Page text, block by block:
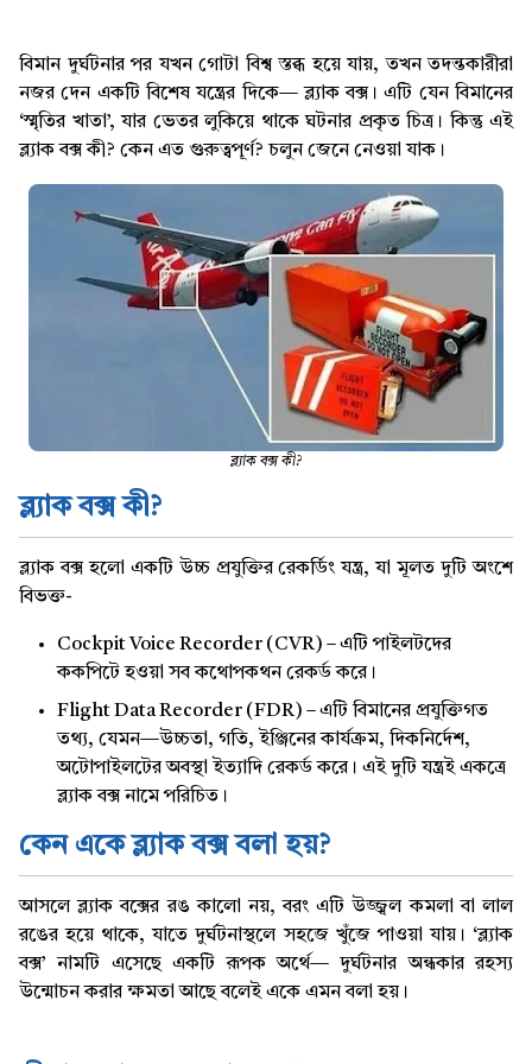
বিমান দুর্ঘটনার পর যখন গোটা বিশ্ব স্তব্ধ হয়ে যায়, তখন তদন্তকারীরা
নজর দেন একটি বিশেষ যন্ত্রের দিকে— ব্ল্যাক বক্স। এটি যেন বিমানের
‘স্মৃতির খাতা’, যার ভেতর লুকিয়ে থাকে ঘটনার প্রকৃত চিত্র। কিন্তু এই
ব্ল্যাক বক্স কী? কেন এত গুরুত্বপূর্ণ? চলুন জেনে নেওয়া যাক।
ব্ল্যাক বক্স কী?
ব্ল্যাক বক্স কী?
ব্ল্যাক বক্স হলো একটি উচ্চ প্রযুক্তির রেকর্ডিং যন্ত্র, যা মূলত দুটি অংশে
বিভক্ত-
Cockpit Voice Recorder (CVR) – এটি পাইলটদের
ককপিটে হওয়া সব কথোপকথন রেকর্ড করে।
Flight Data Recorder (FDR) – এটি বিমানের প্রযুক্তিগত
তথ্য, যেমন—উচ্চতা, গতি, ইঞ্জিনের কার্যক্রম, দিকনির্দেশ,
অটোপাইলটের অবস্থা ইত্যাদি রেকর্ড করে। এই দুটি যন্ত্রই একত্রে
ব্ল্যাক বক্স নামে পরিচিত।
কেন একে ব্ল্যাক বক্স বলা হয়?
আসলে ব্ল্যাক বক্সের রঙ কালো নয়, বরং এটি উজ্জ্বল কমলা বা লাল
রঙের হয়ে থাকে, যাতে দুর্ঘটনাস্থলে সহজে খুঁজে পাওয়া যায়। ‘ব্ল্যাক
বক্স’ নামটি এসেছে একটি রূপক অর্থে— দুর্ঘটনার অন্ধকার রহস্য
উন্মোচন করার ক্ষমতা আছে বলেই একে এমন বলা হয়।